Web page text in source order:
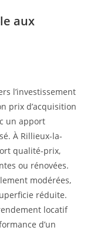
aux
l’investissement
prix d’acquisition
un apport
À Rillieux-la-
qualité-prix,
ou rénovées.
modérées,
réduite.
locatif
d’un